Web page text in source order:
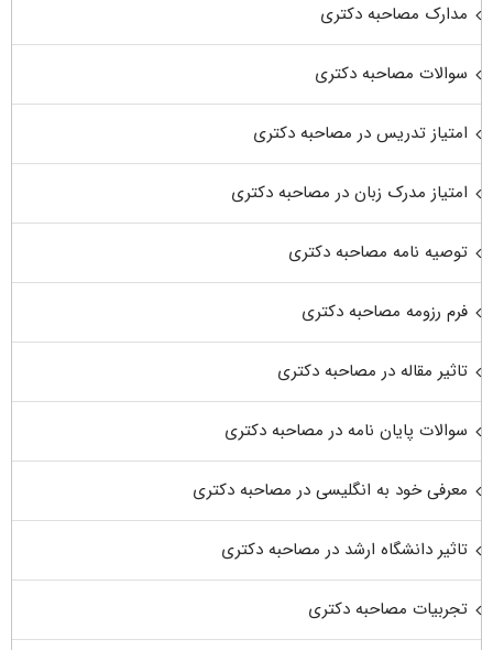
مدارک مصاحبه دکتری
سوالات مصاحبه دکتری
امتیاز تدریس در مصاحبه دکتری
امتیاز مدرک زبان در مصاحبه دکتری
توصیه نامه مصاحبه دکتری
فرم رزومه مصاحبه دکتری
تاثیر مقاله در مصاحبه دکتری
سوالات پایان نامه در مصاحبه دکتری
معرفی خود به انگلیسی در مصاحبه دکتری
تاثیر دانشگاه ارشد در مصاحبه دکتری
تجربیات مصاحبه دکتری